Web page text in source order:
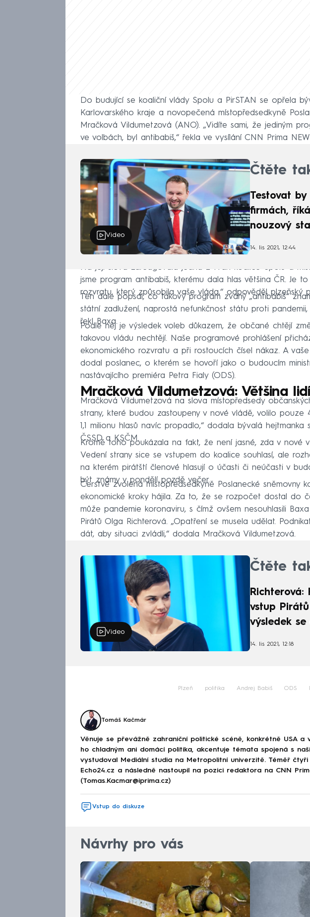
Do budující se koaliční vlády Spolu a PirSTAN se opřela
Karlovarského kraje a novopečená místopředsedkyně
Mračková Vildumetzová (ANO). „Vidíte sami, že jediným
ve volbách, byl antibabiš,“ řekla ve vysílání CNN Prima
Video
Čtěte
Testovat
firmách,
nouzový
14. lis 2021, 12:44
Na její slova zareagovala jedna z tváří koalice Spolu a
jsme program antibabiš, kterému dala hlas většina ČR. Je
rozvratu, který způsobila vaše vláda,“ odpověděl plzeňský
Ten dále popsal, co takový program zvaný „antibabiš“
státní zadlužení, naprostá nefunkčnost státu proti
řekl Baxa.
Podle něj je výsledek voleb důkazem, že občané chtějí
takovou vládu nechtějí. Naše programové prohlášení
ekonomického rozvratu a při rostoucích čísel nákaz. A
dodal poslanec, o kterém se hovoří jako o budoucím
nastávajícího premiéra Petra Fialy (ODS).
Mračková Vildumetzová: Většina
Mračková Vildumetzová na slova místopředsedy
strany, které budou zastoupeny v nové vládě, volilo pouze
1,1 milionu hlasů navíc propadlo,“ dodala bývalá hejtmanka
ČSSD a KSČM.
Kromě toho poukázala na fakt, že není jasné, zda v nové
Vedení strany sice se vstupem do koalice souhlasí, ale
na kterém pirátští členové hlasují o účasti či neúčasti v
být známy v pondělí pozdě večer.
Čerstvě zvolená místopředsedkyně Poslanecké sněmovny
ekonomické kroky hájila. Za to, že se rozpočet dostal do
může pandemie koronaviru, s čímž ovšem nesouhlasili
Pirátů Olga Richterová. „Opatření se musela udělat.
dát, aby situaci zvládli,“ dodala Mračková Vildumetzová.
Video
Čtěte
Richterová:
vstup
výsledek
14. lis 2021, 12:18
Plzeň politika Andrej Babiš ODS
Tomáš Kačmár
Věnuje se převážně zahraniční politické scéně, konkrétně USA a
ho chladným ani domácí politika, akcentuje témata spojená s
vystudoval Mediální studia na Metropolitní univerzitě. Téměř
Echo24.cz a následně nastoupil na pozici redaktora na CNN
(Tomas.Kacmar@iprima.cz)
Vstup do diskuze
Návrhy pro vás